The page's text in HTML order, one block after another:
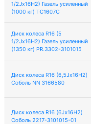
1/2Jx16H2) Газель усиленный
(1000 кг) TC1607C
Диск колеса R16 (5
1/2Jx16H2) Газель усиленный
(1350 кг) PR.3302-3101015
Диск колеса R16 (6,5Jх16Н2)
Соболь NN 3166580
Диск колеса R16 (6Jх16Н2)
Соболь 2217-3101015-01